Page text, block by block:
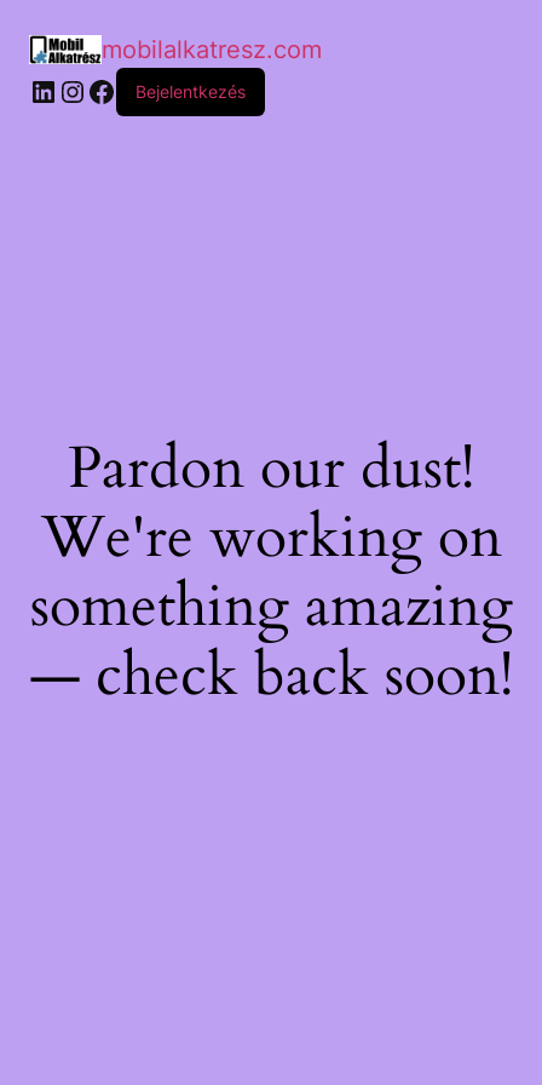
mobilalkatresz.com
Bejelentkezés
Pardon our dust!
We're working on
something amazing
— check back soon!